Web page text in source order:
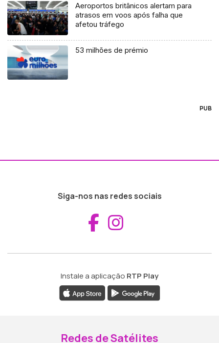
Aeroportos britânicos alertam para
atrasos em voos após falha que
afetou tráfego
53 milhões de prémio
PUB
Siga-nos nas redes sociais
Aceder ao
Instale a aplicação RTP Play
Redes de Satélites